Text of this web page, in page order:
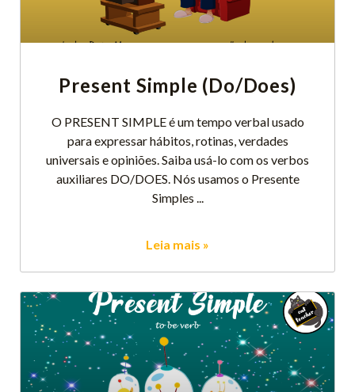
Present Simple (Do/Does)
O PRESENT SIMPLE é um tempo verbal usado
para expressar hábitos, rotinas, verdades
universais e opiniões. Saiba usá-lo com os verbos
auxiliares DO/DOES. Nós usamos o Presente
Simples
Leia mais »